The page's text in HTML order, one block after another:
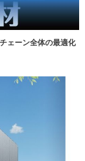
ェーン全体の最適化